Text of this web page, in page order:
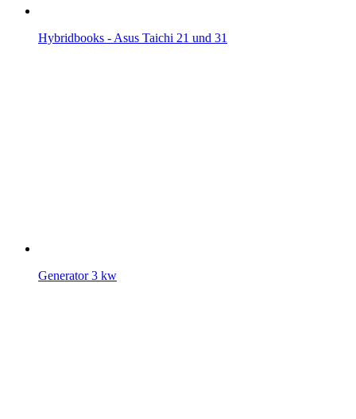
Hybridbooks - Asus Taichi 21 und 31
Generator 3 kw